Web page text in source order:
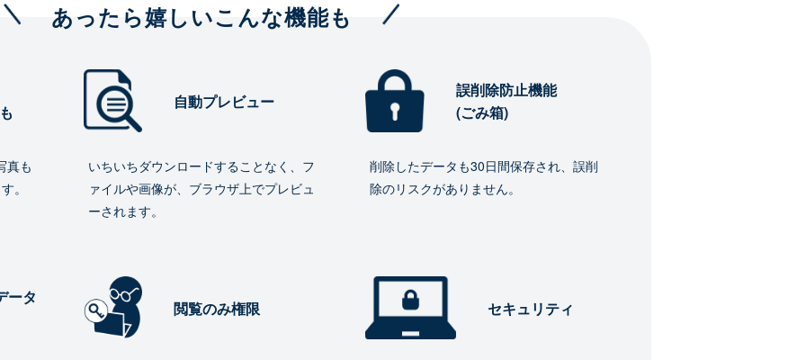
あったら嬉しいこんな機能も
真も
。
自動プレビュー
いちいちダウンロードすることなく、フ
ァイルや画像が、ブラウザ上でプレビュ
ーされます。
誤削除防止機能
(ごみ箱)
削除したデータも30日間保存され、誤削
除のリスクがありません。
ータ
閲覧のみ権限 セキュリティ